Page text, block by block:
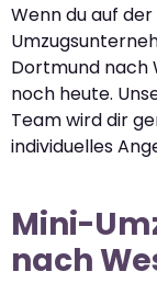
Wenn du auf
Dortmund nach
noch heute.
Team wird dir
individuelles
Mini-
nach